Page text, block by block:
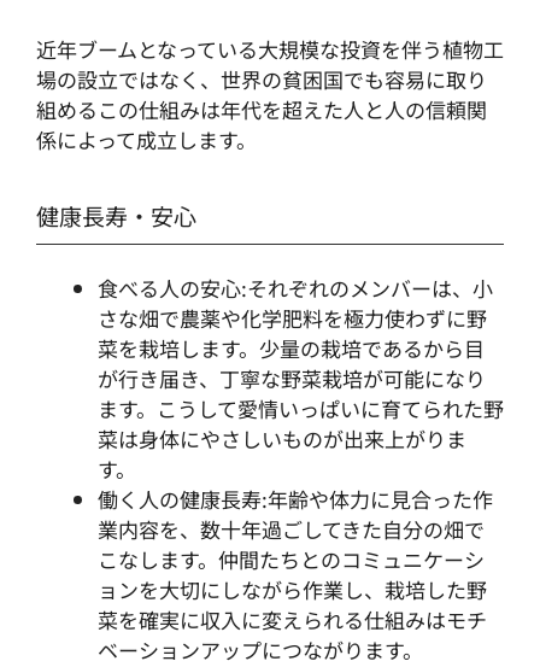
近年ブームとなっている大規模な投資を伴う植物工
場の設立ではなく、世界の貧困国でも容易に取り
組めるこの仕組みは年代を超えた人と人の信頼関
係によって成立します。
健康長寿・安心
食べる人の安心:それぞれのメンバーは、小
さな畑で農薬や化学肥料を極力使わずに野
菜を栽培します。少量の栽培であるから目
が行き届き、丁寧な野菜栽培が可能になり
ます。こうして愛情いっぱいに育てられた野
菜は身体にやさしいものが出来上がりま
す。
働く人の健康長寿:年齢や体力に見合った作
業内容を、数十年過ごしてきた自分の畑で
こなします。仲間たちとのコミュニケーシ
ョンを大切にしながら作業し、栽培した野
菜を確実に収入に変えられる仕組みはモチ
ベーションアップにつながります。